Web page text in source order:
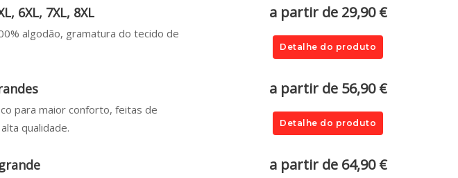
6XL, 7XL, 8XL
algodão, gramatura do tecido de
a partir de 29,90 €
Detalhe do produto
para maior conforto, feitas de
qualidade.
a partir de 56,90 €
Detalhe do produto
a partir de 64,90 €